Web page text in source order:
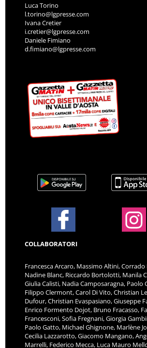
Luca Torino
l.torino@lgpresse.com
Ivana Cretier
i.cretier@lgpresse.com
Daniele Fimiano
d.fimiano@lgpresse.com
COLLABORATORI
Francesca Arcaro, Massimo Altini, Corrado
Nadine Blanc, Riccardo Bortolotti, Manila
Giulia Calisti, Nadia Camposaragna, Paolo
Filippo Clermont, Carol Di Vito, Christian
Dufour, Christian Evaspasiano, Giuseppe
Enrico Formento Dojot, Bruno Fracasso,
Francesconi, Sofia Fregnani, Giorgia
Paolo Gatto, Michael Ghignone, Marlène
Cecilia Lazzarotto, Giacomo Mangano,
Marrelli, Federico Mecca, Luca Mauro